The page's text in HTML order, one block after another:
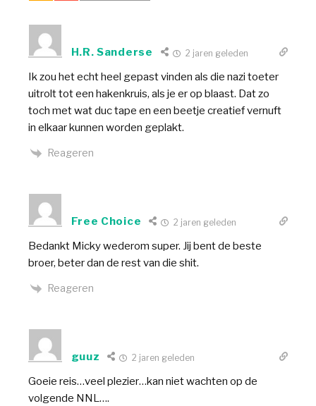
H.R. Sanderse 2 jaren geleden
Ik zou het echt heel gepast vinden als die nazi toeter
uitrolt tot een hakenkruis, als je er op blaast. Dat zo
toch met wat duc tape en een beetje creatief vernuft
in elkaar kunnen worden geplakt.
Reageren
Free Choice 2 jaren geleden
Bedankt Micky wederom super. Jij bent de beste
broer, beter dan de rest van die shit.
Reageren
guuz 2 jaren geleden
Goeie reis…veel plezier…kan niet wachten op de
volgende NNL….